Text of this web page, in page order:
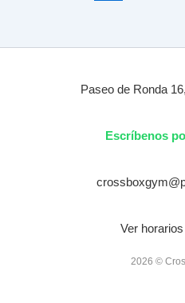
Paseo de Ronda
Escríbenos
Ver
2026 ©